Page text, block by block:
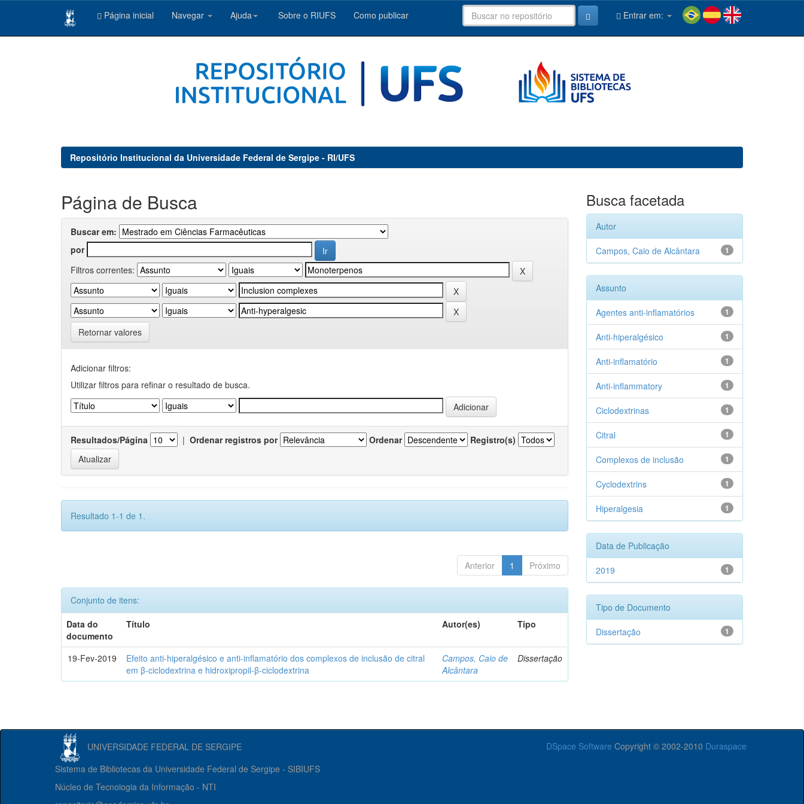
Página inicial Navegar Ajuda Sobre o RIUFS Como publicar Entrar em:
Repositório Institucional da Universidade Federal de Sergipe - RI/UFS
Página de Busca
Buscar em:
por
Filtros correntes:
Retornar valores
Adicionar filtros:
Utilizar filtros para refinar o resultado de busca.
Resultados/Página | Ordenar registros por Ordenar Registro(s)
Resultado 1-1 de 1.
Anterior 1 Próximo
Conjunto de itens:
Data do
documento
Título Autor(es) Tipo
19-Fev-2019
Efeito anti-hiperalgésico e anti-inflamatório dos complexos de inclusão de citral
em β-ciclodextrina e hidroxipropil-β-ciclodextrina
Campos, Caio de
Alcântara
Dissertação
Busca facetada
Autor
1
Campos, Caio de Alcântara
Assunto
1
Agentes anti-inflamatórios
1
Anti-hiperalgésico
1
Anti-inflamatório
1
Anti-inflammatory
1
Ciclodextrinas
1
Citral
1
Complexos de inclusão
1
Cyclodextrins
1
Hiperalgesia
Data de Publicação
1
2019
Tipo de Documento
1
Dissertação
UNIVERSIDADE FEDERAL DE SERGIPE DSpace Software Copyright © 2002-2010 Duraspace
Sistema de Bibliotecas da Universidade Federal de Sergipe - SIBIUFS
Núcleo de Tecnologia da Informação - NTI